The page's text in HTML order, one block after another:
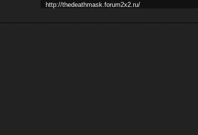
http://thedeathmask.forum2x2.ru/